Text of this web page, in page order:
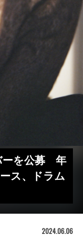
ーを公募 年
ス、ドラム
2024.06.06